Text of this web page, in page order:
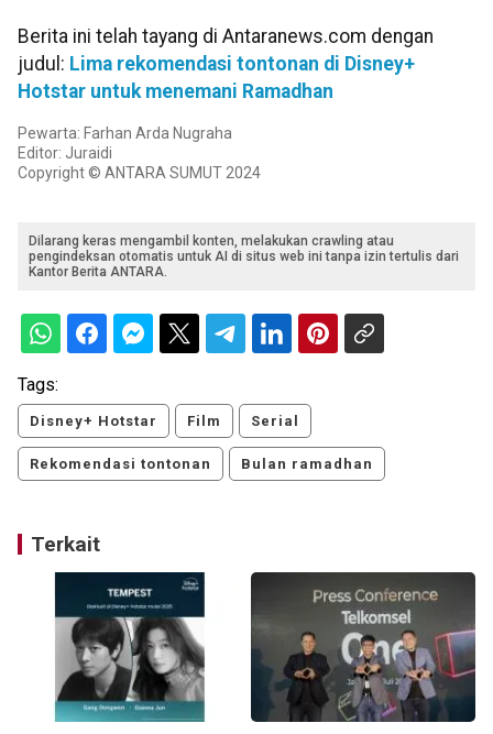
Berita ini telah tayang di Antaranews.com dengan
judul: Lima rekomendasi tontonan di Disney+
Hotstar untuk menemani Ramadhan
Pewarta: Farhan Arda Nugraha
Editor: Juraidi
Copyright © ANTARA SUMUT 2024
Dilarang keras mengambil konten, melakukan crawling atau
pengindeksan otomatis untuk AI di situs web ini tanpa izin tertulis dari
Kantor Berita ANTARA.
Tags:
Disney+ Hotstar Film Serial
Rekomendasi tontonan Bulan ramadhan
Terkait